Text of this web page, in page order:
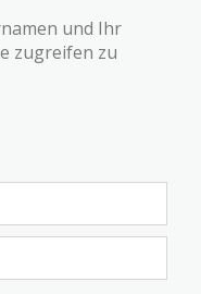
und Ihr
zugreifen zu